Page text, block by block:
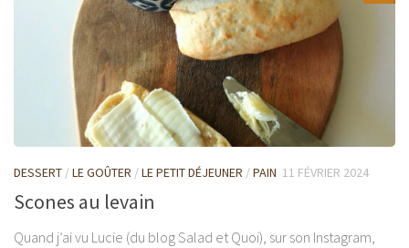
DESSERT /LE GOÛTER /LE PETIT DÉJEUNER /PAIN 11 FÉVRIER 2024
Scones au levain
Quand j’ai vu Lucie (du blog Salad et Quoi), sur son Instagram,